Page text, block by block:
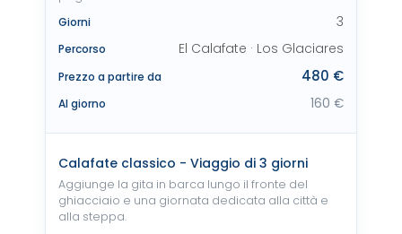
Giorni
3
Percorso El Calafate · Los Glaciares
Prezzo a partire da 480 €
Al giorno 160 €
Calafate classico - Viaggio di 3 giorni
Aggiunge la gita in barca lungo il fronte del
ghiacciaio e una giornata dedicata alla città e
alla steppa.